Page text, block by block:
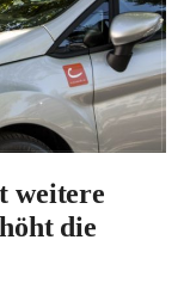
weitere
die